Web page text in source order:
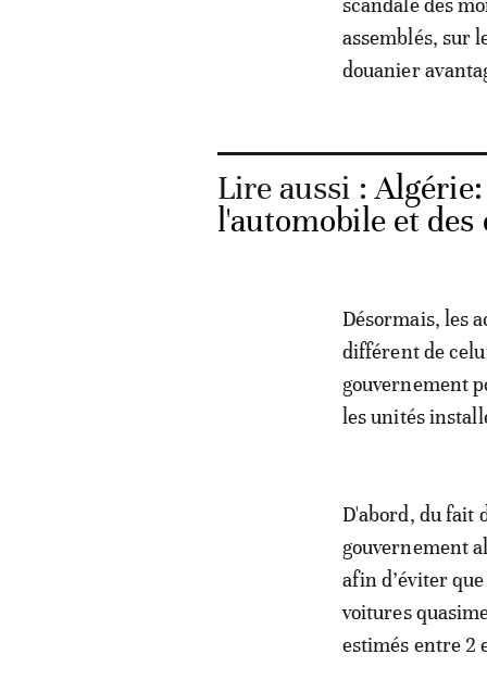
assemblés, sur
douanier
Lire aussi :
l'automobile et
Désormais, les
différent de
gouvernement
les unités
D'abord, du fait
gouvernement
afin d’éviter
voitures
estimés entre 2